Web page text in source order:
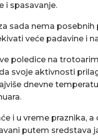
i spasavanje.
sada nema
veće padavine i
poledice na
svoje aktivnosti
dnevne
i u vreme praznika,
putem sredstava